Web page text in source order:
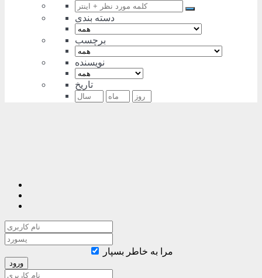
دسته بندی
برچسب
نویسنده
تاریخ
مرا به خاطر بسپار